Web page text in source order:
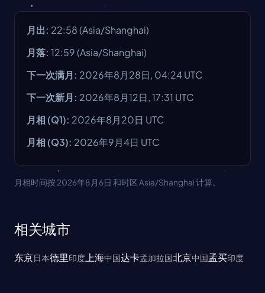
月出: 22:58(Asia/Shanghai)
月落: 12:59(Asia/Shanghai)
下一次满月 : 2026年8月28日, 04:24 UTC
下一次新月 : 2026年8月12日, 17:31 UTC
月相 (Q1): 2026年8月20日 UTC
月相 (Q3): 2026年9月4日 UTC
月相时间按 2026年8月6日 和时区 Asia/Shanghai 计算。
相关城市
东京日本德里印度 上海中国达卡孟加拉国北京中国孟买印度